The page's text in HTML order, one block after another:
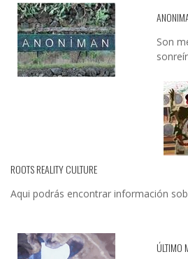
Son
ROOTS REALITY CULTURE
Aqui podrás encontrar información
ÚLTIMO